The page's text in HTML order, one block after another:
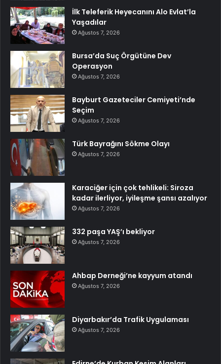
İlk Teleferik Heyecanını Alo Evlat’la
Yaşadılar
Ağustos 7, 2026
Bursa’da Suç Örgütüne Dev
Operasyon
Ağustos 7, 2026
Bayburt Gazeteciler Cemiyeti’nde
Seçim
Ağustos 7, 2026
Türk Bayrağını Sökme Olayı
Ağustos 7, 2026
Karaciğer için çok tehlikeli: Siroza
kadar ilerliyor, iyileşme şansı azalıyor
Ağustos 7, 2026
332 paşa YAŞ’ı bekliyor
Ağustos 7, 2026
Ahbap Derneği’ne kayyum atandı
Ağustos 7, 2026
Diyarbakır’da Trafik Uygulaması
Ağustos 7, 2026